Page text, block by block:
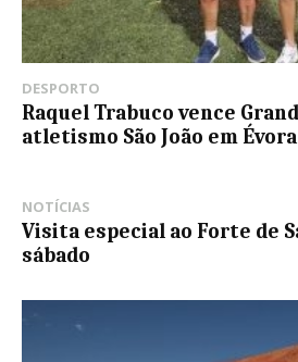
DESPORTO
Raquel Trabuco vence
atletismo São João em Évora
NOTÍCIAS
Visita especial ao Forte de
sábado